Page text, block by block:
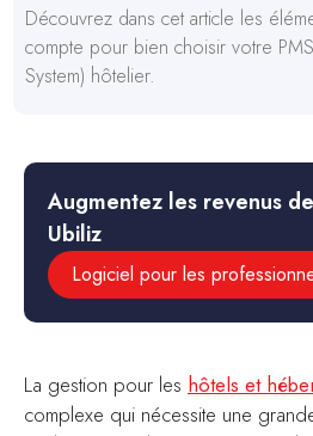
Découvrez dans cet article les
compte pour bien choisir votre
System) hôtelier.
Augmentez les revenus
Ubiliz
Logiciel pour les
La gestion pour les hôtels et
complexe qui nécessite une